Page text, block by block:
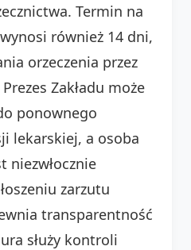
Termin na
również 14 dni,
orzeczenia przez
Zakładu może
ponownego
lekarskiej, a osoba
niezwłocznie
zarzutu
transparentność
służy kontroli